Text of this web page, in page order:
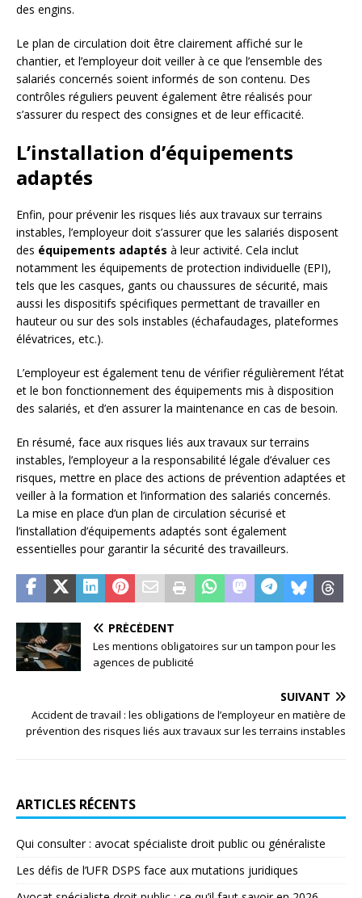
des engins.
Le plan de circulation doit être clairement affiché sur le
chantier, et l’employeur doit veiller à ce que l’ensemble des
salariés concernés soient informés de son contenu. Des
contrôles réguliers peuvent également être réalisés pour
s’assurer du respect des consignes et de leur efficacité.
L’installation d’équipements
adaptés
Enfin, pour prévenir les risques liés aux travaux sur terrains
instables, l’employeur doit s’assurer que les salariés disposent
des équipements adaptés à leur activité. Cela inclut
notamment les équipements de protection individuelle (EPI),
tels que les casques, gants ou chaussures de sécurité, mais
aussi les dispositifs spécifiques permettant de travailler en
hauteur ou sur des sols instables (échafaudages, plateformes
élévatrices, etc.).
L’employeur est également tenu de vérifier régulièrement l’état
et le bon fonctionnement des équipements mis à disposition
des salariés, et d’en assurer la maintenance en cas de besoin.
En résumé, face aux risques liés aux travaux sur terrains
instables, l’employeur a la responsabilité légale d’évaluer ces
risques, mettre en place des actions de prévention adaptées et
veiller à la formation et l’information des salariés concernés.
La mise en place d’un plan de circulation sécurisé et
l’installation d’équipements adaptés sont également
essentielles pour garantir la sécurité des travailleurs.
PRÉCÉDENT
Les mentions obligatoires sur un tampon pour les
agences de publicité
SUIVANT
Accident de travail : les obligations de l’employeur en matière de
prévention des risques liés aux travaux sur les terrains instables
ARTICLES RÉCENTS
Qui consulter : avocat spécialiste droit public ou généraliste
Les défis de l’UFR DSPS face aux mutations juridiques